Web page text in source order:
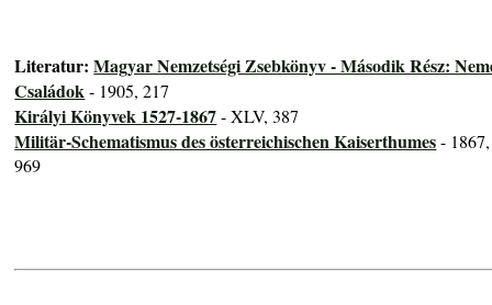
Literatur:Magyar Nemzetségi Zsebkönyv - Második Rész:
Családok - 1905, 217
Királyi Könyvek 1527-1867- XLV, 387
Militär-Schematismus des österreichischen Kaiserthumes- 1867,
969